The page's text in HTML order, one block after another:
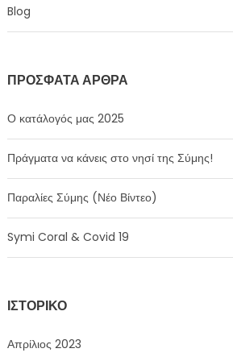
Blog
ΠΡΌΣΦΑΤΑ ΆΡΘΡΑ
Ο κατάλογός μας 2025
Πράγματα να κάνεις στο νησί της Σύμης!
Παραλίες Σύμης (Νέο Βίντεο)
Symi Coral & Covid 19
ΙΣΤΟΡΙΚΌ
Απρίλιος 2023